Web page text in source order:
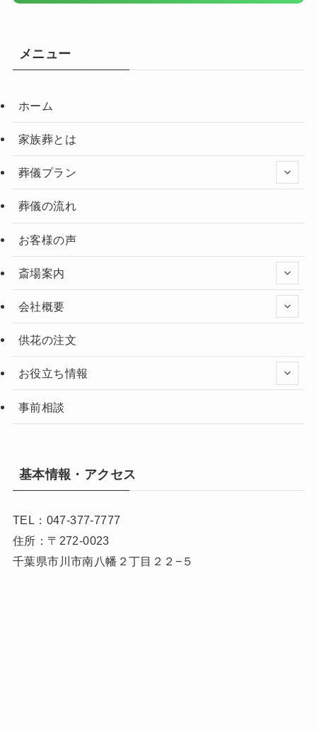
メニュー
ホーム
家族葬とは
葬儀プラン
葬儀の流れ
お客様の声
斎場案内
会社概要
供花の注文
お役立ち情報
事前相談
基本情報・アクセス
TEL：047-377-7777
住所：〒272-0023
千葉県市川市南八幡２丁目２２−５